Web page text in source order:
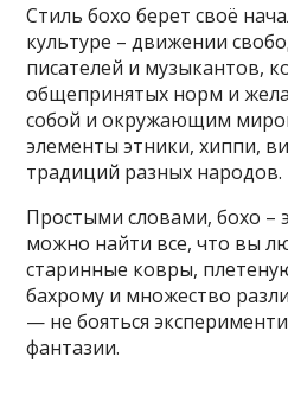
Стиль бохо берет своё
культуре – движении
писателей и музыкантов,
общепринятых норм и
собой и окружающим
элементы этники, хиппи,
традиций разных народов.
Простыми словами, бохо –
можно найти все, что вы
старинные ковры,
бахрому и множество
— не бояться
фантазии.